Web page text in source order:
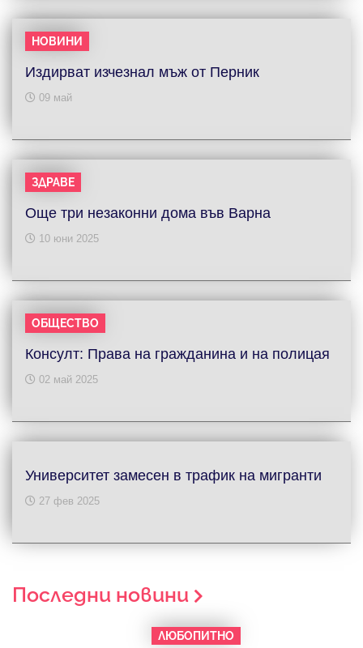
НОВИНИ
Издирват изчезнал мъж от Перник
09 май
ЗДРАВЕ
Още три незаконни дома във Варна
10 юни 2025
ОБЩЕСТВО
Консулт: Права на гражданина и на полицая
02 май 2025
Университет замесен в трафик на мигранти
27 фев 2025
Последни новини
ЛЮБОПИТНО